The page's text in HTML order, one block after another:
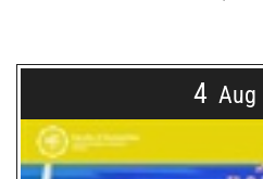
4 Aug